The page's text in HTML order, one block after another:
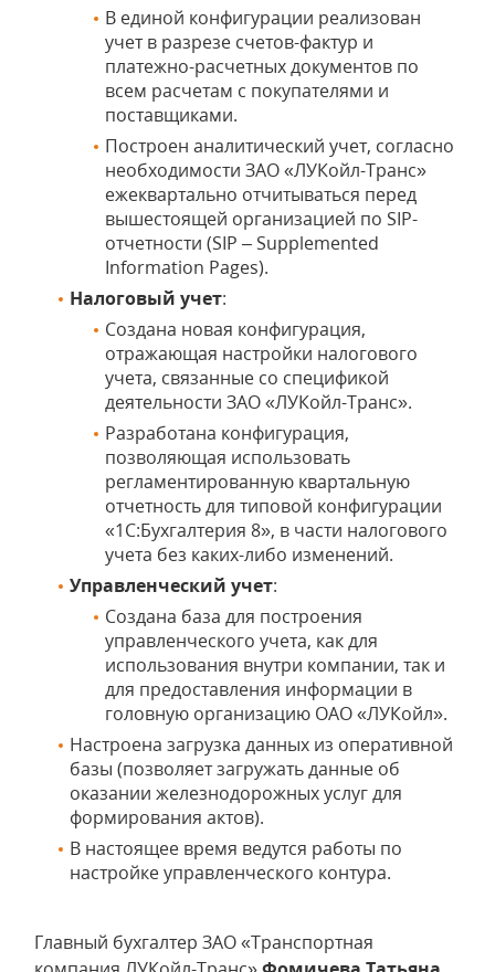
В единой конфигурации реализован
учет в разрезе счетов-фактур и
платежно-расчетных документов по
всем расчетам с покупателями и
поставщиками.
Построен аналитический учет, согласно
необходимости ЗАО «ЛУКойл-Транс»
ежеквартально отчитываться перед
вышестоящей организацией по SIP-
отчетности (SIP – Supplemented
Information Pages).
Налоговый учет:
Создана новая конфигурация,
отражающая настройки налогового
учета, связанные со спецификой
деятельности ЗАО «ЛУКойл-Транс».
Разработана конфигурация,
позволяющая использовать
регламентированную квартальную
отчетность для типовой конфигурации
«1С:Бухгалтерия 8», в части налогового
учета без каких-либо изменений.
Управленческий учет:
Создана база для построения
управленческого учета, как для
использования внутри компании, так и
для предоставления информации в
головную организацию ОАО «ЛУКойл».
Настроена загрузка данных из оперативной
базы (позволяет загружать данные об
оказании железнодорожных услуг для
формирования актов).
В настоящее время ведутся работы по
настройке управленческого контура.
Главный бухгалтер ЗАО «Транспортная